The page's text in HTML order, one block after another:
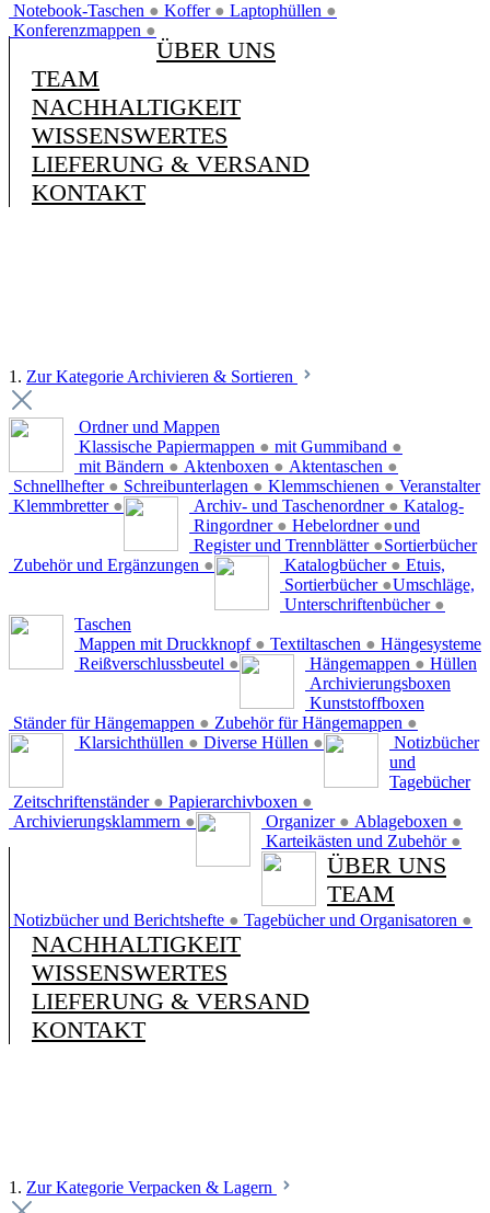
Notebook-Taschen ● Koffer ● Laptophüllen ●
Konferenzmappen ●
ÜBER UNS
TEAM
NACHHALTIGKEIT
WISSENSWERTES
LIEFERUNG & VERSAND
KONTAKT
1. Zur Kategorie Archivieren & Sortieren
Ordner und Mappen
Klassische Papiermappen ● mit Gummiband ●
mit Bändern ● Aktenboxen ● Aktentaschen ●
Schnellhefter ● Schreibunterlagen ● Klemmschienen ●
Klemmbretter ●
Veranstalter
Archiv- und Taschenordner ●
Ringordner ● Hebelordner ●
Register und Trennblätter ●
Zubehör und Ergänzungen ●
Katalog-
und
Sortierbücher
Katalogbücher ●
Sortierbücher ●
Unterschriftenbücher ●
Etuis,
Umschläge,
Taschen
Mappen mit Druckknopf ● Textiltaschen ●
Reißverschlussbeutel ●
Hängesysteme
Hängemappen ●
Ständer für Hängemappen ● Zubehör für Hängemappen ●
Hüllen
Klarsichthüllen ● Diverse Hüllen ●
Archivierungsboxen
Zeitschriftenständer ● Papierarchivboxen ●
Archivierungsklammern ●
Kunststoffboxen
Organizer ● Ablageboxen ●
Karteikästen und Zubehör ●
Notizbücher
und
Tagebücher
Notizbücher und Berichtshefte ● Tagebücher und Organisatoren ●
ÜBER UNS
TEAM
NACHHALTIGKEIT
WISSENSWERTES
LIEFERUNG & VERSAND
KONTAKT
1. Zur Kategorie Verpacken & Lagern